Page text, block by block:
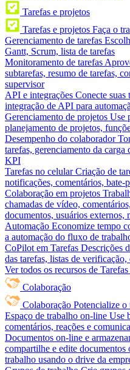
Tarefas e projetos
Tarefas e projetos Faça o
Gerenciamento de tarefas
Gantt, Scrum, lista de tarefas
Monitoramento de tarefas
subtarefas, resumo de tarefas,
supervisor
API e integrações Conecte suas
integração de API para
Gerenciamento de projetos Use
planejamento de projetos,
Desempenho do colaborador
tarefas, gerenciamento da
KPI
Tarefas no celular Criação de
notificações, comentários, bate-
Colaboração em projetos
chamadas de vídeo,
documentos, usuários externos,
Automação Economize tempo
a automação do fluxo de
CoPilot em Tarefas Descrições
das tarefas, listas de verificação,
Ver todos os recursos de
Colaboração
Colaboração Potencialize o
Espaço de trabalho on-line Use
comentários, reações e
Documentos on-line e
compartilhe e edite
trabalho usando o drive da